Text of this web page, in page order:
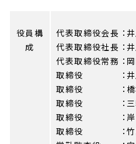
役員構
成
代表取締役会長
代表取締役社長
代表取締役常務
取締役 ：井
取締役 ：
取締役 ：三
取締役 ：
取締役 ：竹